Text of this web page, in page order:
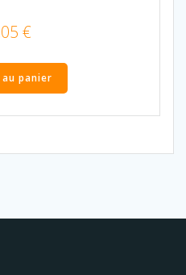
€
panier